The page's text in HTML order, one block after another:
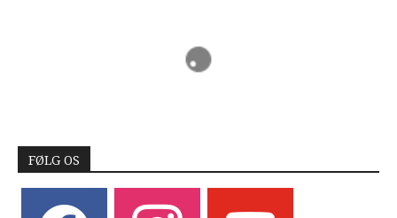
FØLG OS
instagram